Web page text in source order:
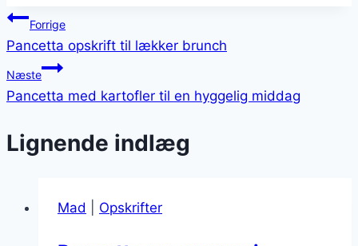
Indlægsnavigation
Forrige
Pancetta opskrift til lækker brunch
Næste
Pancetta med kartofler til en hyggelig middag
Lignende indlæg
Mad Opskrifter